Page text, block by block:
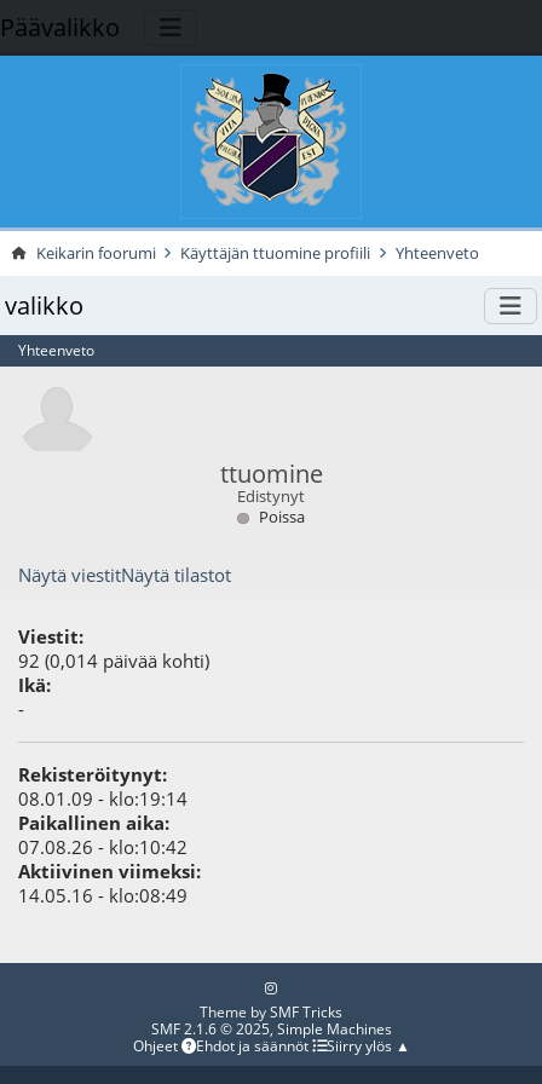
Päävalikko
Keikarin foorumi Käyttäjän ttuomine profiili Yhteenveto
valikko
Yhteenveto
ttuomine
Edistynyt
Poissa
Näytä viestitNäytä tilastot
Viestit:
92 (0,014 päivää kohti)
Ikä:
-
Rekisteröitynyt:
08.01.09 - klo:19:14
Paikallinen aika:
07.08.26 - klo:10:42
Aktiivinen viimeksi:
14.05.16 - klo:08:49
Theme bySMF Tricks
SMF 2.1.6 © 2025, Simple Machines
Ohjeet
Ehdot ja säännöt Siirry ylös ▲